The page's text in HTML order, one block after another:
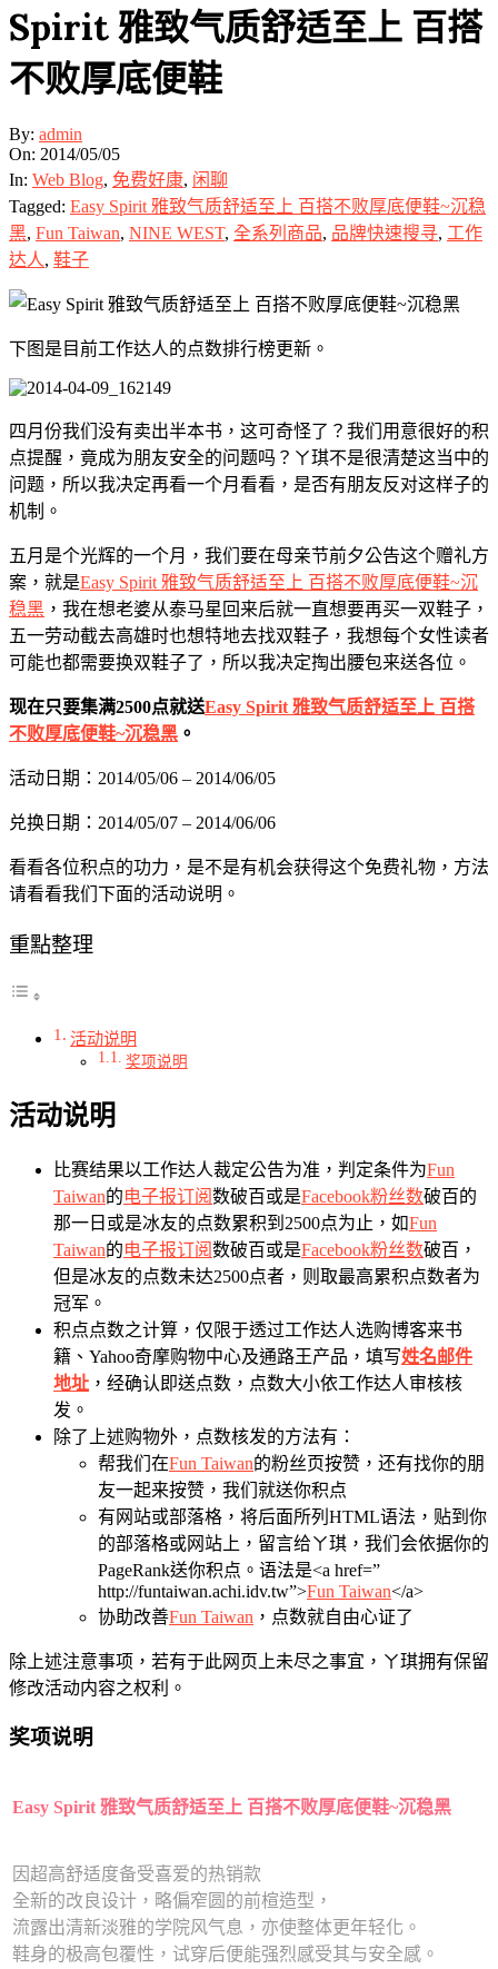
Spirit 雅致气质舒适至上 百搭
不败厚底便鞋
By: admin
On: 2014/05/05
In: Web Blog, 免费好康, 闲聊
Tagged: Easy Spirit 雅致气质舒适至上 百搭不败厚底便鞋~沉稳
黑, Fun Taiwan, NINE WEST, 全系列商品, 品牌快速搜寻, 工作
达人, 鞋子
下图是目前工作达人的点数排行榜更新。
四月份我们没有卖出半本书，这可奇怪了？我们用意很好的积
点提醒，竟成为朋友安全的问题吗？ㄚ琪不是很清楚这当中的
问题，所以我决定再看一个月看看，是否有朋友反对这样子的
机制。
五月是个光辉的一个月，我们要在母亲节前夕公告这个赠礼方
案，就是Easy Spirit 雅致气质舒适至上 百搭不败厚底便鞋~沉
稳黑 ，我在想老婆从泰马星回来后就一直想要再买一双鞋子，
五一劳动截去高雄时也想特地去找双鞋子，我想每个女性读者
可能也都需要换双鞋子了，所以我决定掏出腰包来送各位。
现在只要集满2500点就送Easy Spirit 雅致气质舒适至上 百搭
不败厚底便鞋~沉稳黑 。
活动日期：2014/05/06 – 2014/06/05
兑换日期：2014/05/07 – 2014/06/06
看看各位积点的功力，是不是有机会获得这个免费礼物，方法
请看看我们下面的活动说明。
重點整理
活动说明
奖项说明
活动说明
比赛结果以工作达人裁定公告为准，判定条件为Fun
Taiwan的电子报订阅数破百或是Facebook粉丝数破百的
那一日或是冰友的点数累积到2500点为止，如Fun
Taiwan的电子报订阅数破百或是Facebook粉丝数破百，
但是冰友的点数未达2500点者，则取最高累积点数者为
冠军。
积点点数之计算，仅限于透过工作达人选购博客来书
籍、Yahoo奇摩购物中心及通路王产品，填写姓名邮件
地址 ，经确认即送点数，点数大小依工作达人审核核
发。
除了上述购物外，点数核发的方法有：
帮我们在Fun Taiwan的粉丝页按赞，还有找你的朋
友一起来按赞，我们就送你积点
有网站或部落格，将后面所列HTML语法，贴到你
的部落格或网站上，留言给ㄚ琪，我们会依据你的
PageRank送你积点。语法是<a href=”
http://funtaiwan.achi.idv.tw”>Fun Taiwan</a>
协助改善Fun Taiwan ，点数就自由心证了
除上述注意事项，若有于此网页上未尽之事宜，ㄚ琪拥有保留
修改活动内容之权利。
奖项说明
Easy Spirit 雅致气质舒适至上 百搭不败厚底便鞋~沉稳黑
因超高舒适度备受喜爱的热销款
全新的改良设计，略偏窄圆的前楦造型，
流露出清新淡雅的学院风气息，亦使整体更年轻化。
鞋身的极高包覆性，试穿后便能强烈感受其与安全感。